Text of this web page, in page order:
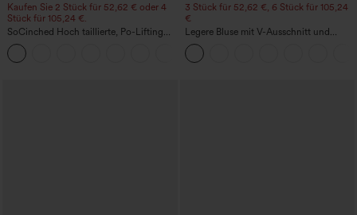
Kaufen Sie 2 Stück für 52,62 € oder 4
Stück für 105,24 €.
SoCinched Hoch taillierte, Po-Lifting
7/8-Trainingsleggings mit
Bauchkontrolle und Seitentaschen
3 Stück für 52,62 €, 6 Stück für 105,24
€
Legere Bluse mit V-Ausschnitt und
kurzen Puffärmeln